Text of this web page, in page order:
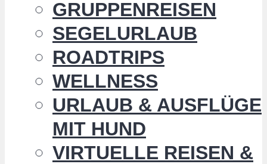
GRUPPENREISEN
SEGELURLAUB
ROADTRIPS
WELLNESS
URLAUB & AUSFLÜGE
MIT HUND
VIRTUELLE REISEN &